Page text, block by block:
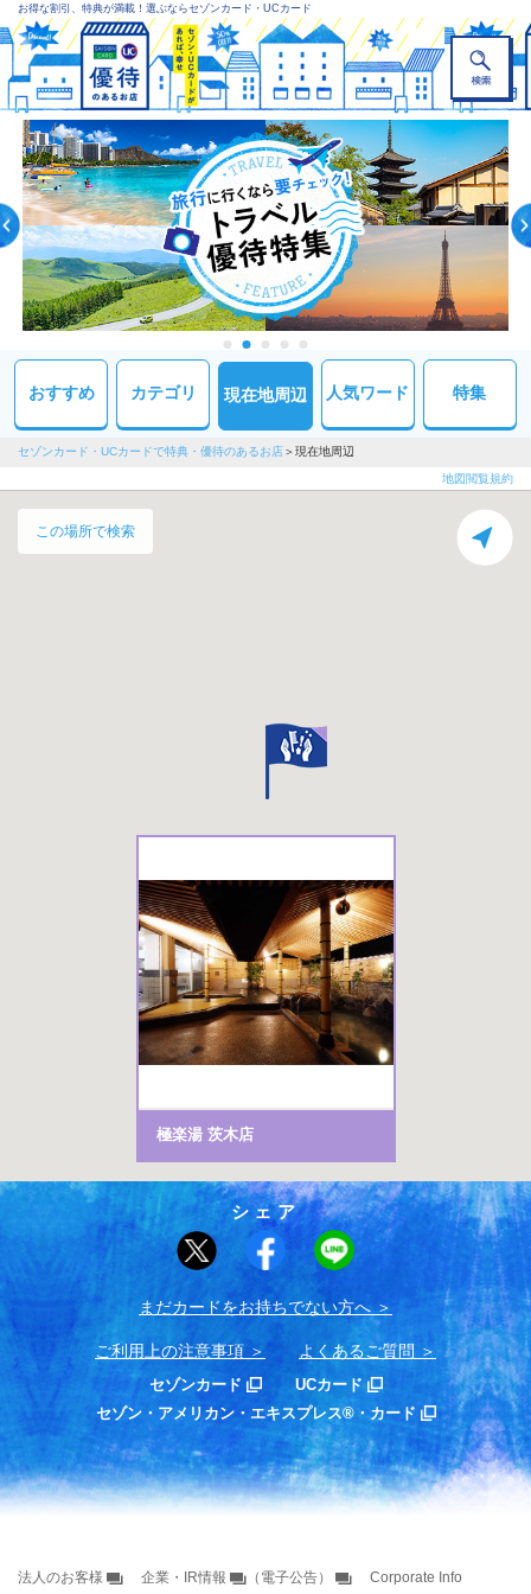
お得な割引、特典が満載！選ぶならセゾンカード・UCカード
おすすめ カテゴリ 現在地周辺 人気ワード 特集
セゾンカード・UCカードで特典・優待のあるお店 現在地周辺
地図閲覧規約
この場所で検索
極楽湯 茨木店
シェア
まだカードをお持ちでない⽅へ
ご利用上の注意事項 よくあるご質問
セゾンカード
UCカード
セゾン・アメリカン・エキスプレス®・カード
法人のお客様 企業・IR情報 （電子公告） Corporate Info